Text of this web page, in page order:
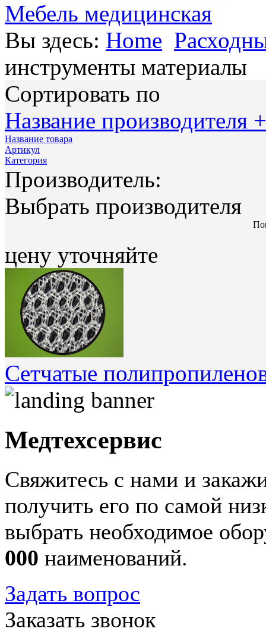
Мебель медицинская
Вы здесь: Home
инструменты материалы
Сортировать по
Название производителя
Название товара
Артикул
Категория
Производитель:
Выбрать производителя
цену уточняйте
Сетчатые
Медтехсервис
Свяжитесь с нами и
получить его по самой
выбрать необходимое
000 наименований.
Задать вопрос
Заказать звонок